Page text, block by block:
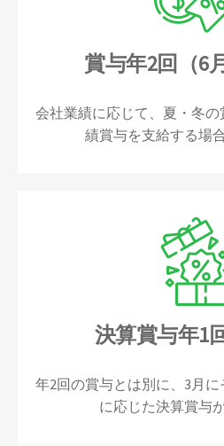
賞与年2回（6
会社業績に応じて、夏・冬
績賞与を支給する場
決算賞与年1
年2回の賞与とは別に、3月
に応じた決算賞与